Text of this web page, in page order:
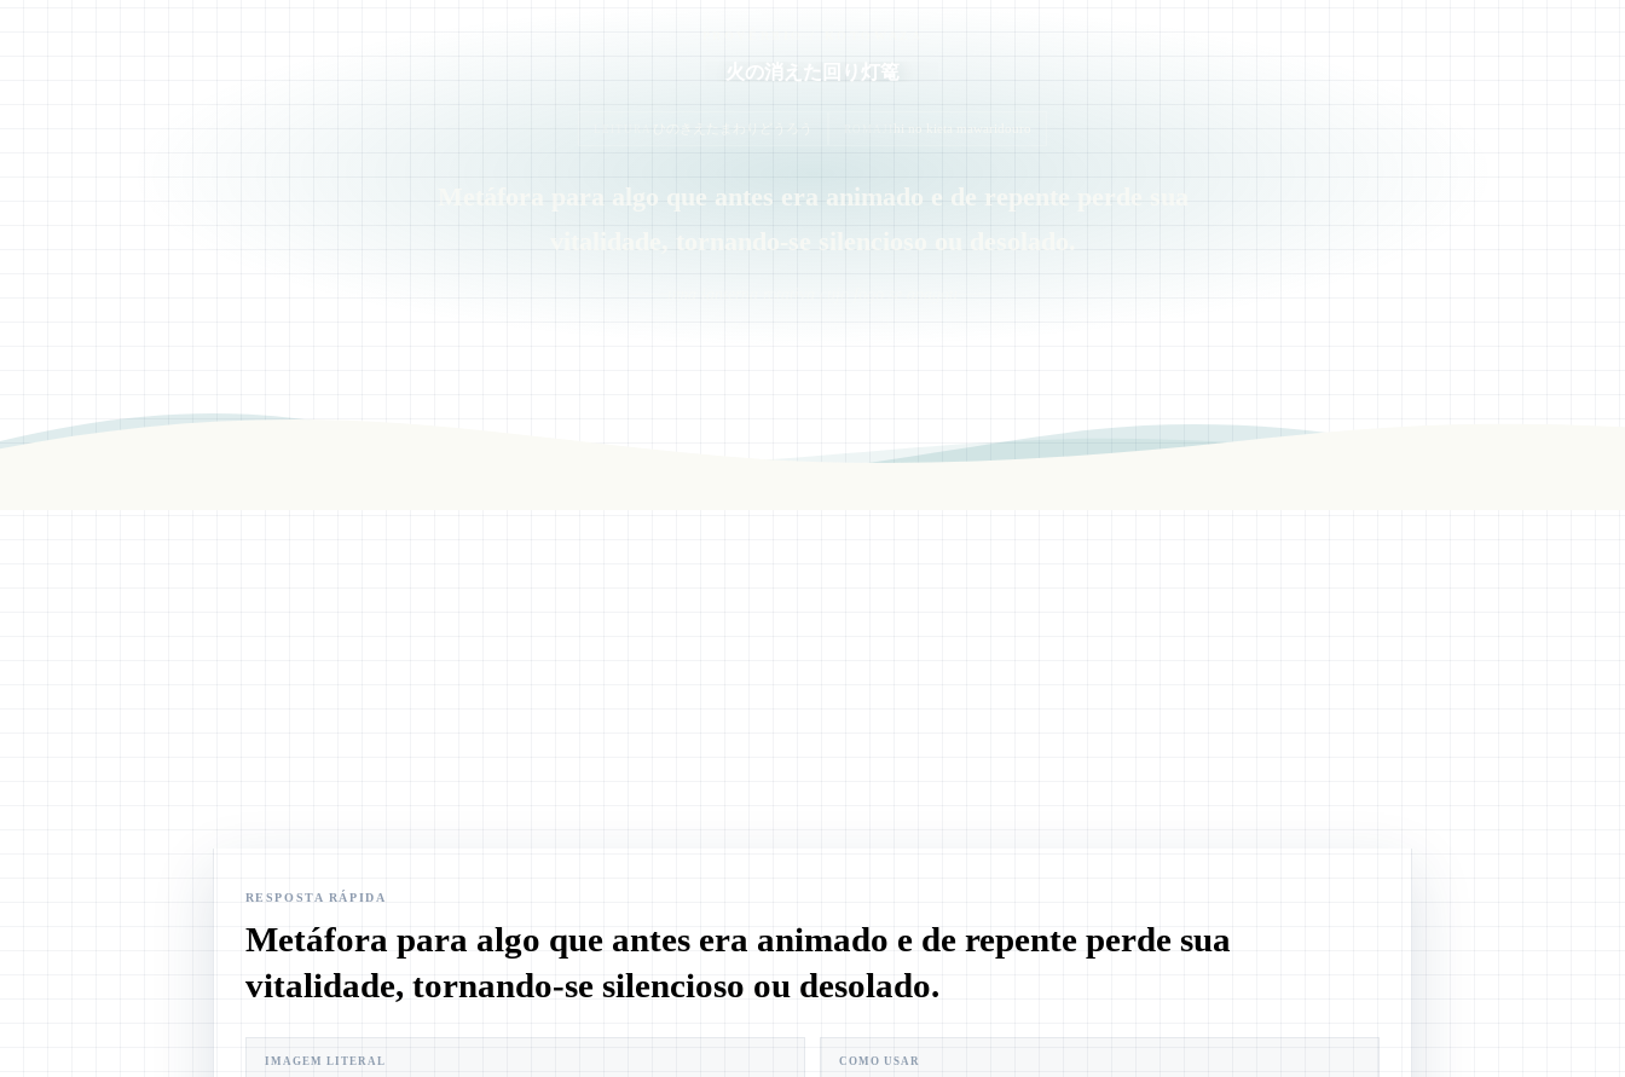
火の消えた回り灯篭
ひのきえたまわりどうろう
Metáfora para algo que antes era animado e de repente perde sua
vitalidade, tornando-se silencioso ou desolado.
RESPOSTA RÁPIDA
Metáfora para algo que antes era animado e de repente perde sua
vitalidade, tornando-se silencioso ou desolado.
IMAGEM LITERAL COMO USAR